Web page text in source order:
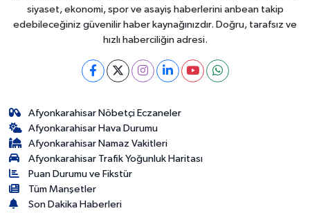
siyaset, ekonomi, spor ve asayiş haberlerini anbean takip
edebileceğiniz güvenilir haber kaynağınızdır. Doğru, tarafsız ve
hızlı haberciliğin adresi.
Afyonkarahisar Nöbetçi Eczaneler
Afyonkarahisar Hava Durumu
Afyonkarahisar Namaz Vakitleri
Afyonkarahisar Trafik Yoğunluk Haritası
Puan Durumu ve Fikstür
Tüm Manşetler
Son Dakika Haberleri